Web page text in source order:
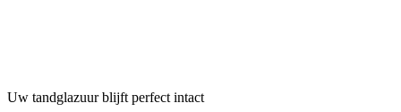
Uw tandglazuur blijft perfect intact